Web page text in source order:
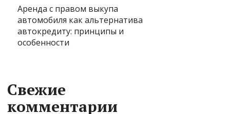
Аренда с правом выкупа
автомобиля как альтернатива
автокредиту: принципы и
особенности
Свежие
комментарии